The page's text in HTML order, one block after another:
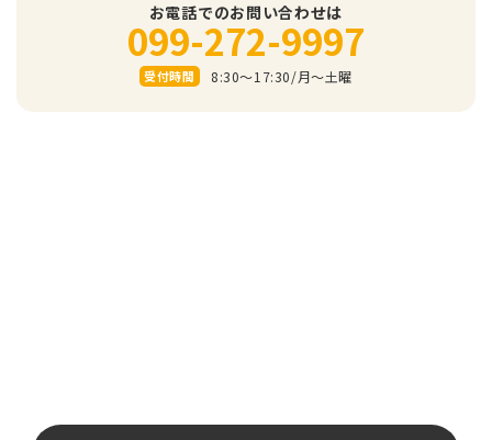
お電話でのお問い合わせは
099-272-9997
受付時間 8:30～17:30/⽉〜⼟曜